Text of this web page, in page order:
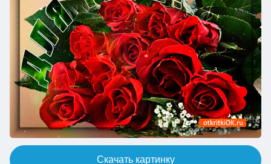
Скачать картинку